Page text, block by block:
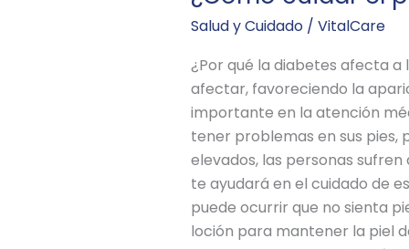
Salud y Cuidado/ VitalCare
¿Por qué la diabetes afecta a
afectar, favoreciendo la
importante en la atención
tener problemas en sus pies,
elevados, las personas
te ayudará en el cuidado de
puede ocurrir que no sienta
loción para mantener la piel